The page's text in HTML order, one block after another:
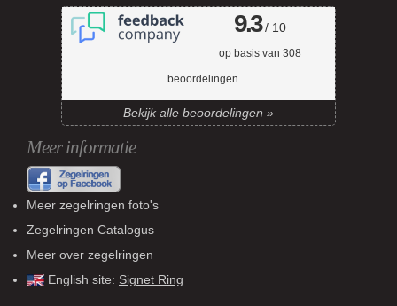
9.3/ 10
op basis van 308
beoordelingen
Bekijk alle beoordelingen »
Meer informatie
Meer zegelringen foto's
Zegelringen Catalogus
Meer over zegelringen
English site: Signet Ring